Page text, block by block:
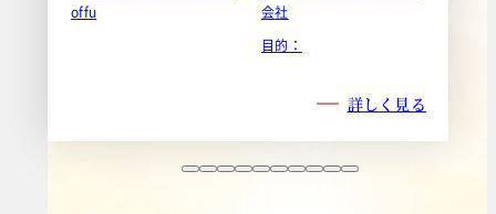
offu
会社
目的：
詳しく見る